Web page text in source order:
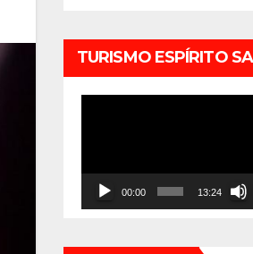
TURISMO ESPÍRITO
00:00 13:24